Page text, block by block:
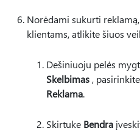
Norėdami sukurti
klientams, atlikite šiuos
Dešiniuoju pelės
Skelbimas , pasirinkite
Reklama.
Skirtuke Bendra